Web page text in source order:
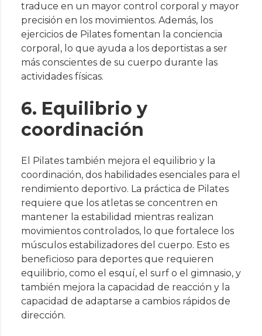
traduce en un mayor control corporal y mayor
precisión en los movimientos. Además, los
ejercicios de Pilates fomentan la conciencia
corporal, lo que ayuda a los deportistas a ser
más conscientes de su cuerpo durante las
actividades físicas.
6. Equilibrio y
coordinación
El Pilates también mejora el equilibrio y la
coordinación, dos habilidades esenciales para el
rendimiento deportivo. La práctica de Pilates
requiere que los atletas se concentren en
mantener la estabilidad mientras realizan
movimientos controlados, lo que fortalece los
músculos estabilizadores del cuerpo. Esto es
beneficioso para deportes que requieren
equilibrio, como el esquí, el surf o el gimnasio, y
también mejora la capacidad de reacción y la
capacidad de adaptarse a cambios rápidos de
dirección.